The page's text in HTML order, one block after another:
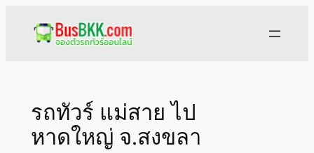
รถทัวร์ แม่สาย ไป
หาดใหญ่ จ.สงขลา